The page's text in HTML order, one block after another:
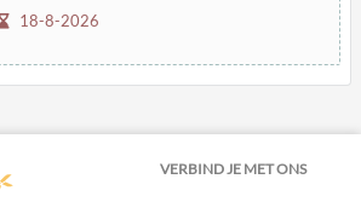
18-8-2026
VERBIND JE MET ONS